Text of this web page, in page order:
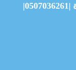
شركة مكافحة الثعابين في الفجيرة |0507036261|